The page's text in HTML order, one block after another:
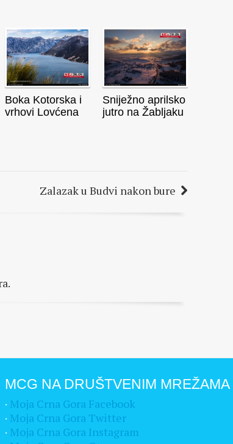
Boka Kotorska i
vrhovi Lovćena
Sniježno aprilsko
jutro na Žabljaku
Zalazak u Budvi nakon bure
MCG NA DRUŠTVENIM MREŽAMA
· Moja Crna Gora Facebook
· Moja Crna Gora Twitter
· Moja Crna Gora Instagram